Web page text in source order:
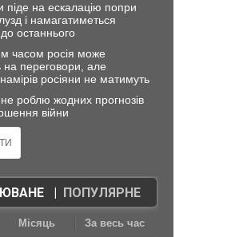
піде на ескалацію попри
і намагатиметься
останнього
часом росія може
на переговори, але
росіяни не матимуть
роблю жодних прогнозів
війни
| ПОПУЛЯРНЕ
Місяць За весь час